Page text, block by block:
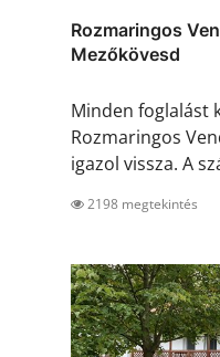
Rozmaringos
Mezőkövesd
Minden foglalást
Rozmaringos
igazol vissza. A
2198 megtekintés